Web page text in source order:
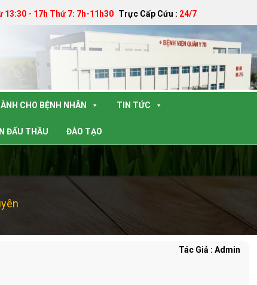
13:30 - 17h Thứ 7: 7h-11h30 Trực Cấp Cứu : 24/7
CHO BỆNH NHÂN TIN TỨC
ĐẤU THẦU ĐÀO TẠO
Tác Giả : Admin